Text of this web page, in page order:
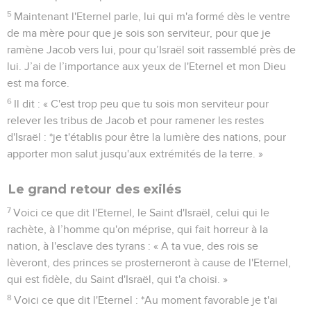
5 Maintenant l'Eternel parle, lui qui m'a formé dès le ventre
de ma mère pour que je sois son serviteur, pour que je
ramène Jacob vers lui, pour qu’Israël soit rassemblé près de
lui. J’ai de l’importance aux yeux de l'Eternel et mon Dieu
est ma force.
6 Il dit : « C'est trop peu que tu sois mon serviteur pour
relever les tribus de Jacob et pour ramener les restes
d'Israël : *je t'établis pour être la lumière des nations, pour
apporter mon salut jusqu'aux extrémités de la terre. »
Le grand retour des exilés
7 Voici ce que dit l'Eternel, le Saint d'Israël, celui qui le
rachète, à l’homme qu'on méprise, qui fait horreur à la
nation, à l'esclave des tyrans : « A ta vue, des rois se
lèveront, des princes se prosterneront à cause de l'Eternel,
qui est fidèle, du Saint d'Israël, qui t'a choisi. »
8 Voici ce que dit l'Eternel : *Au moment favorable je t'ai